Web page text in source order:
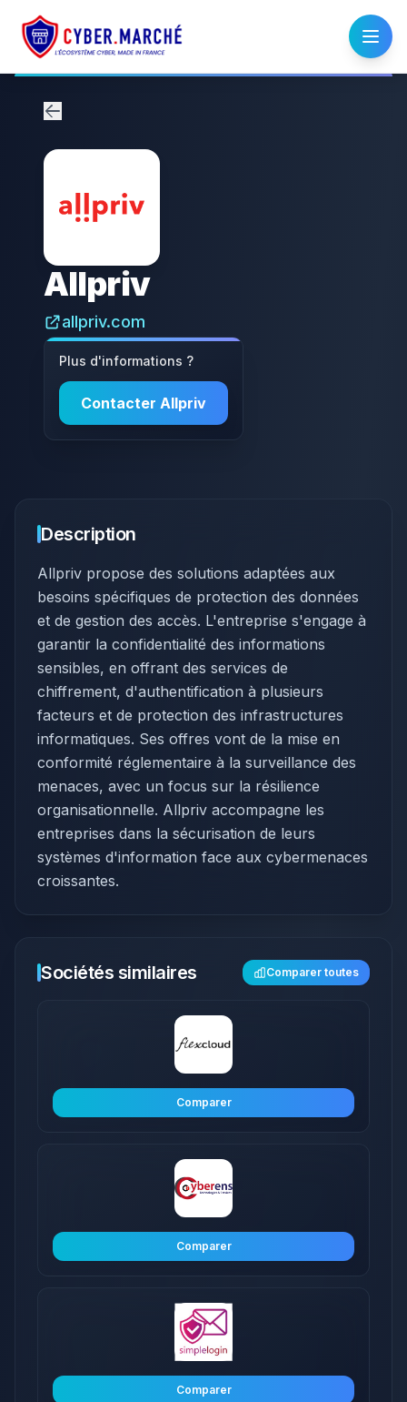
Allpriv
allpriv.com
Plus d'informations ?
Contacter Allpriv
Description
Allpriv propose des solutions adaptées aux
besoins spécifiques de protection des données
et de gestion des accès. L'entreprise s'engage à
garantir la confidentialité des informations
sensibles, en offrant des services de
chiffrement, d'authentification à plusieurs
facteurs et de protection des infrastructures
informatiques. Ses offres vont de la mise en
conformité réglementaire à la surveillance des
menaces, avec un focus sur la résilience
organisationnelle. Allpriv accompagne les
entreprises dans la sécurisation de leurs
systèmes d'information face aux cybermenaces
croissantes.
Sociétés similaires Comparer toutes
Comparer
Comparer
Comparer